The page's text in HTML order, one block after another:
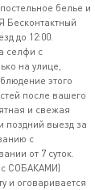
белье и
до 12:00.
селфи с
на улице,
этого
после вашего
и свежая
поздний выезд за
с
от 7 суток.
СОБАКАМИ)
и оговаривается